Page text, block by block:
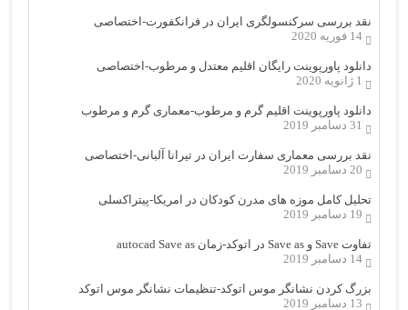
نقد بررسی سرکنسولگری ایران در فرانکفورت-اختصاصی
14 فوریه 2020
دانلود پاورپوینت رایگان اقلیم معتدل و مرطوب-اختصاصی
1 ژانویه 2020
دانلود پاورپوینت اقلیم گرم و مرطوب-معماری گرم و مرطوب
31 دسامبر 2019
نقد بررسی معماری سفارت ایران در تیرانا آلبانی-اختصاصی
20 دسامبر 2019
تحلیل کامل موزه های مدرن کودکان در امریکا-پیتراکسلی
19 دسامبر 2019
تفاوت Save و Save as در اتوکد-زمان autocad Save as
14 دسامبر 2019
بزرگ کردن نشانگر موس اتوکد-تنظیمات نشانگر موس اتوکد
13 دسامبر 2019